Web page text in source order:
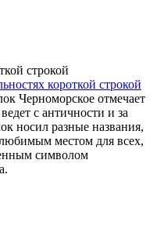
короткой строкой
Черноморское отмечает
с античности и за
носил разные названия,
любимым местом для всех,
символом